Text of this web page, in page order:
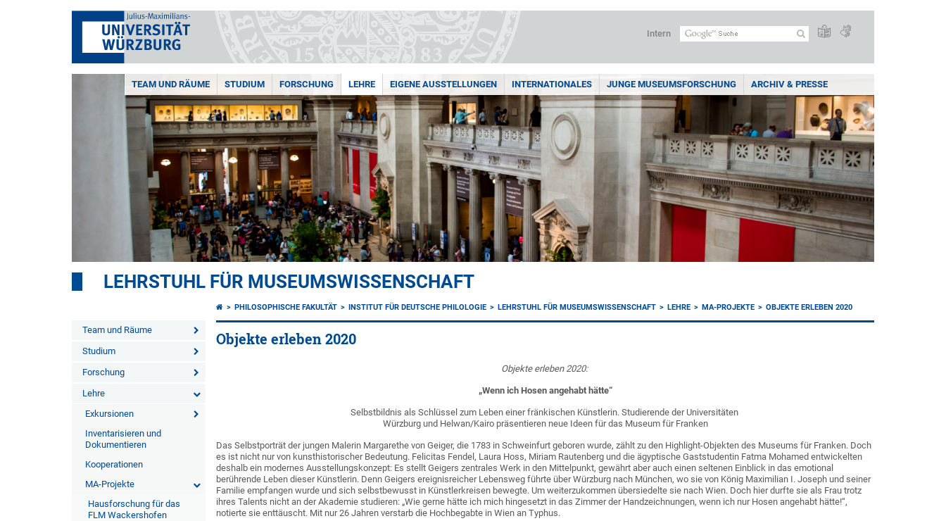
Intern
TEAM UND RÄUME STUDIUM FORSCHUNG LEHRE EIGENE AUSSTELLUNGEN INTERNATIONALES JUNGE MUSEUMSFORSCHUNG ARCHIV & PRESSE
LEHRSTUHL FÜR MUSEUMSWISSENSCHAFT
Team und Räume
Studium
Forschung
Lehre
Exkursionen
Inventarisieren und
Dokumentieren
Kooperationen
MA-Projekte
Hausforschung für das
FLM Wackershofen
PHILOSOPHISCHE FAKULTÄT INSTITUT FÜR DEUTSCHE PHILOLOGIE LEHRSTUHL FÜR MUSEUMSWISSENSCHAFT LEHRE MA-PROJEKTE OBJEKTE ERLEBEN 2020
Objekte erleben 2020
Objekte erleben 2020:
„Wenn ich Hosen angehabt hätte“
Selbstbildnis als Schlüssel zum Leben einer fränkischen Künstlerin. Studierende der Universitäten
Würzburg und Helwan/Kairo präsentieren neue Ideen für das Museum für Franken
Das Selbstporträt der jungen Malerin Margarethe von Geiger, die 1783 in Schweinfurt geboren wurde, zählt zu den Highlight-Objekten des Museums für Franken. Doch
es ist nicht nur von kunsthistorischer Bedeutung. Felicitas Fendel, Laura Hoss, Miriam Rautenberg und die ägyptische Gaststudentin Fatma Mohamed entwickelten
deshalb ein modernes Ausstellungskonzept: Es stellt Geigers zentrales Werk in den Mittelpunkt, gewährt aber auch einen seltenen Einblick in das emotional
berührende Leben dieser Künstlerin. Denn Geigers ereignisreicher Lebensweg führte über Würzburg nach München, wo sie von König Maximilian I. Joseph und seiner
Familie empfangen wurde und sich selbstbewusst in Künstlerkreisen bewegte. Um weiterzukommen übersiedelte sie nach Wien. Doch hier durfte sie als Frau trotz
ihres Talents nicht an der Akademie studieren: „Wie gerne hätte ich mich hingesetzt in das Zimmer der Handzeichnungen, wenn ich nur Hosen angehabt hätte!“,
notierte sie enttäuscht. Mit nur 26 Jahren verstarb die Hochbegabte in Wien an Typhus.